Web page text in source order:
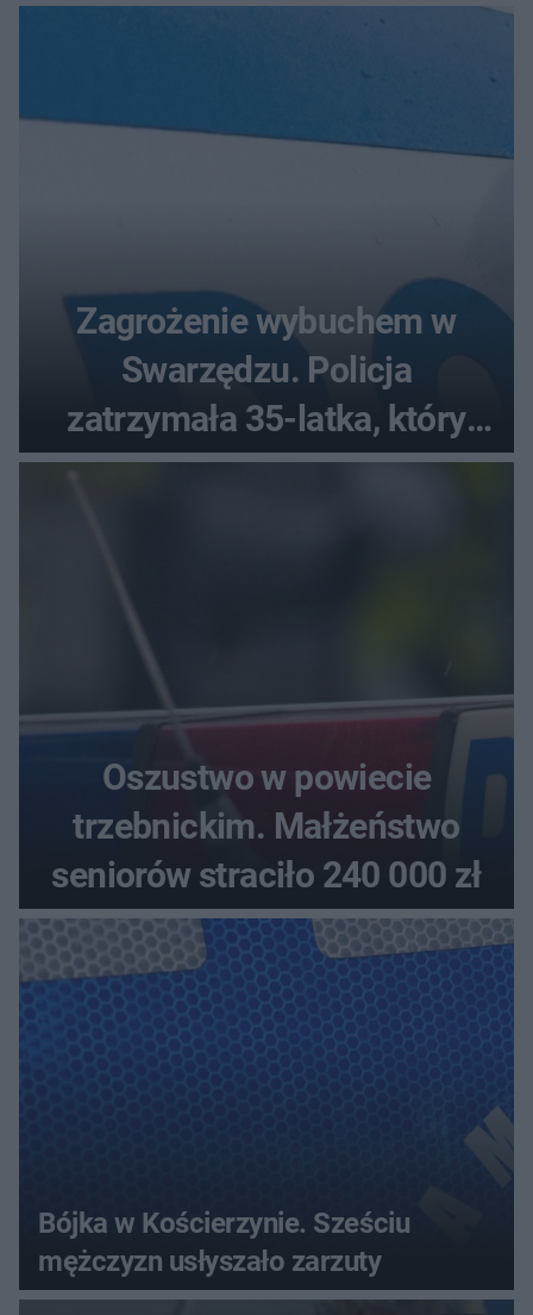
bez wygranej?
Zagrożenie wybuchem w
Swarzędzu. Policja
zatrzymała 35-latka, który
zgłosił ładunek w swoim
Oszustwo w powiecie
trzebnickim. Małżeństwo
seniorów straciło 240 000 zł
Bójka w Kościerzynie. Sześciu
mężczyzn usłyszało zarzuty